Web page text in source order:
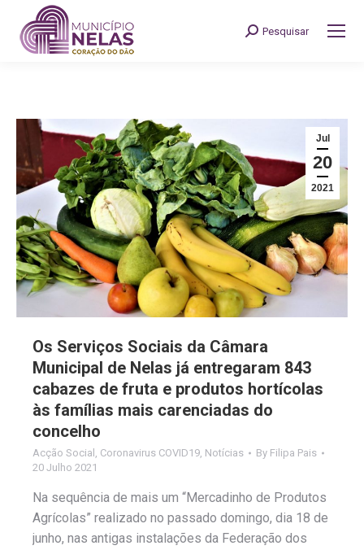
Search:
Pesquisar
Jul
20
2021
Os Serviços Sociais da Câmara
Municipal de Nelas já entregaram 843
cabazes de fruta e produtos hortícolas
às famílias mais carenciadas do
concelho
Acção Social , Coronavirus COVID19, Notícias By Filipa Pais
20 Julho 2021
Na sequência de mais um “Mercadinho de Produtos
Agrícolas” realizado no passado domingo, dia 18 de
junho, nas antigas instalações da Federação dos